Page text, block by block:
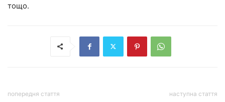
тощо.
попередня стаття наступна стаття